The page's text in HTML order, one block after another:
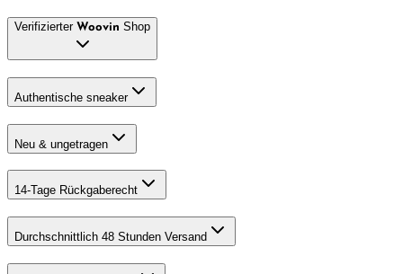
Verifizierter Woovin Shop
Authentische sneaker
Neu & ungetragen
14-Tage Rückgaberecht
Durchschnittlich 48 Stunden Versand